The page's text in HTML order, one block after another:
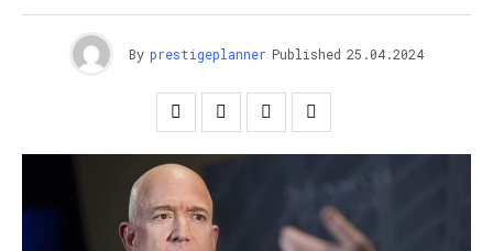
By prestigeplanner Published 25.04.2024